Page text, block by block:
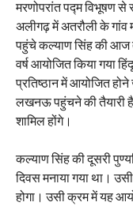
मरणोपरांत पद्म विभूषण से
अलीगढ़ में अतरौली के गांव
पहुंचे कल्याण सिंह की आज
वर्ष आयोजित किया गया
प्रतिष्ठान में आयोजित
लखनऊ पहुंचने की तैयारी
शामिल होंगे।
कल्याण सिंह की दूसरी
दिवस मनाया गया था।
होगा। उसी क्रम में यह